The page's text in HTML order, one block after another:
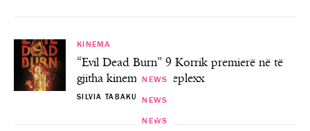
KINEMA
“Evil Dead Burn” 9 Korrik premierë në të
gjitha kinematë Cineplexx
SILVIA TABAKU
NEWS
NEWS
NEWS
NEWS